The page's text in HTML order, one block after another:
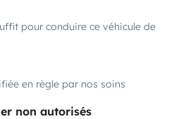
pour conduire ce véhicule de
en règle par nos soins
non autorisés